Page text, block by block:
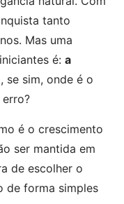
tanto
Mas uma
é: a
se sim, onde é o
é o crescimento
ser mantida em
de escolher o
de forma simples